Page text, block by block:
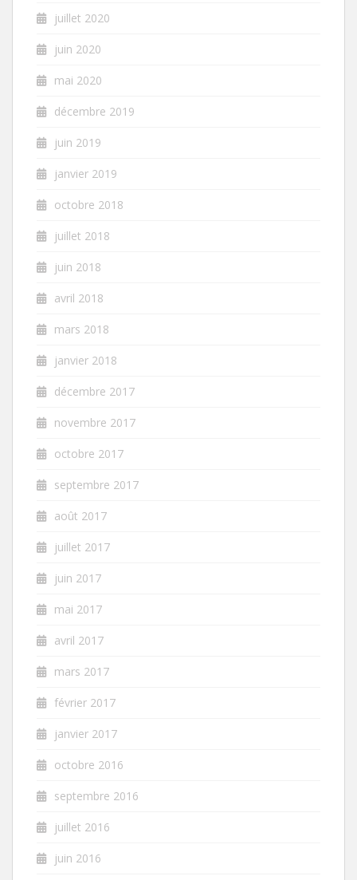
juillet 2020
juin 2020
mai 2020
décembre 2019
juin 2019
janvier 2019
octobre 2018
juillet 2018
juin 2018
avril 2018
mars 2018
janvier 2018
décembre 2017
novembre 2017
octobre 2017
septembre 2017
août 2017
juillet 2017
juin 2017
mai 2017
avril 2017
mars 2017
février 2017
janvier 2017
octobre 2016
septembre 2016
juillet 2016
juin 2016